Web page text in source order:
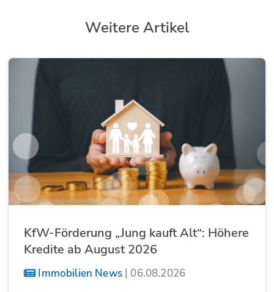
Weitere Artikel
KfW-Förderung „Jung kauft Alt“: Höhere
Kredite ab August 2026
Immobilien News| 06.08.2026